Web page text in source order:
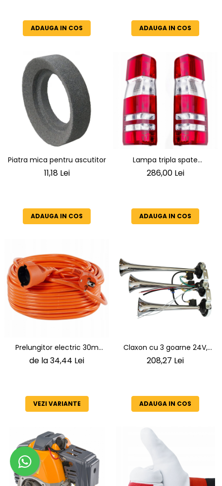
ADAUGA IN COS ADAUGA IN COS
Piatra mica pentru ascutitor
11,18 Lei
ADAUGA IN COS
Lampa tripla spate
Mercedes Sprinter dreapta
286,00 Lei
ADAUGA IN COS
Prelungitor electric 30m
3x1.5mm
de la 34,44 Lei
VEZI VARIANTE
Claxon cu 3 goarne 24V,
melodie pe aer pentru
208,27 Lei
ADAUGA IN COS